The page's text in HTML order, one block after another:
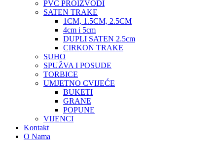
PVC PROIZVODI
SATEN TRAKE
1CM, 1.5CM, 2.5CM
4cm i 5cm
DUPLI SATEN 2.5cm
CIRKON TRAKE
SUHO
SPUŽVA I POSUDE
TORBICE
UMJETNO CVIJEĆE
BUKETI
GRANE
POPUNE
VIJENCI
Kontakt
O Nama